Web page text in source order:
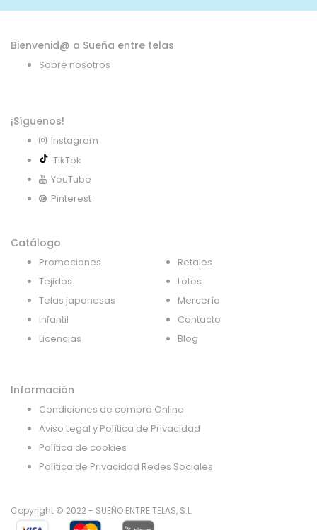
Bienvenid@ a Sueña entre telas
Sobre nosotros
¡Síguenos!
Instagram
TikTok
YouTube
Pinterest
Catálogo
Promociones
Tejidos
Telas japonesas
Infantil
Licencias
Retales
Lotes
Mercería
Contacto
Blog
Información
Condiciones de compra Online
Aviso Legal y Política de Privacidad
Política de cookies
Política de Privacidad Redes Sociales
Copyright © 2022 - SUEÑO ENTRE TELAS, S.L.